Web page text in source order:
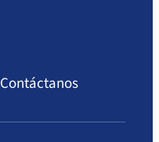
Contáctanos